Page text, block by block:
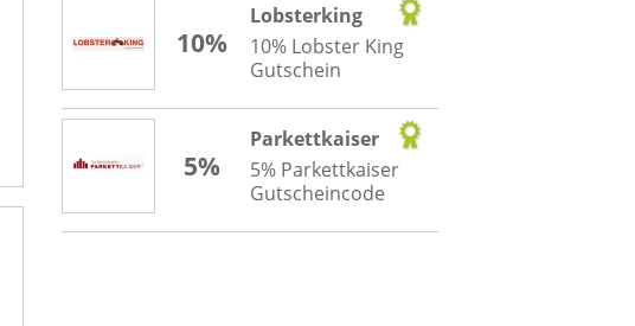
10%
Lobsterking
10% Lobster King
Gutschein
5%
Parkettkaiser
5% Parkettkaiser
Gutscheincode